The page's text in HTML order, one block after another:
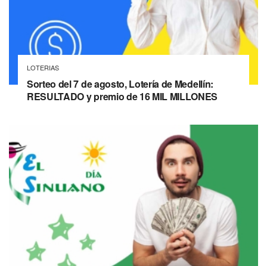
LOTERIAS
Sorteo del 7 de agosto, Lotería de Medellín:
RESULTADO y premio de 16 MIL MILLONES